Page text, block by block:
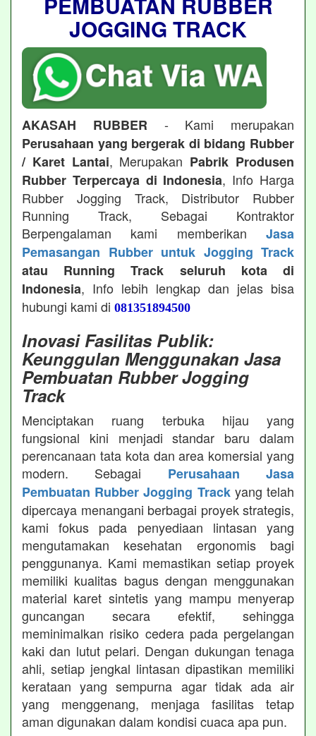
JOGGING TRACK
AKASAH RUBBER - Kami merupakan
Perusahaan yang bergerak di bidang Rubber
/ Karet Lantai, Merupakan Pabrik Produsen
Rubber Terpercaya di Indonesia, Info Harga
Rubber Jogging Track, Distributor Rubber
Running Track, Sebagai Kontraktor
Berpengalaman kami memberikan Jasa
Pemasangan Rubber untuk Jogging Track
atau Running Track seluruh kota di
Indonesia, Info lebih lengkap dan jelas bisa
hubungi kami di 081351894500
Inovasi Fasilitas Publik:
Keunggulan Menggunakan Jasa
Pembuatan Rubber Jogging
Track
Menciptakan ruang terbuka hijau yang
fungsional kini menjadi standar baru dalam
perencanaan tata kota dan area komersial yang
modern. Sebagai Perusahaan Jasa
Pembuatan Rubber Jogging Trackyang telah
dipercaya menangani berbagai proyek strategis,
kami fokus pada penyediaan lintasan yang
mengutamakan kesehatan ergonomis bagi
penggunanya. Kami memastikan setiap proyek
memiliki kualitas bagus dengan menggunakan
material karet sintetis yang mampu menyerap
guncangan secara efektif, sehingga
meminimalkan risiko cedera pada pergelangan
kaki dan lutut pelari. Dengan dukungan tenaga
ahli, setiap jengkal lintasan dipastikan memiliki
kerataan yang sempurna agar tidak ada air
yang menggenang, menjaga fasilitas tetap
aman digunakan dalam kondisi cuaca apa pun.